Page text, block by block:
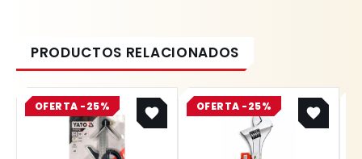
OFERTA -25%
Original
price
was:
$ 75.200.
Current
price
is:
$ 56.400.
OFERTA -25%
Original
price
was:
$ 223.400.
Current
price
is:
$ 167.550.